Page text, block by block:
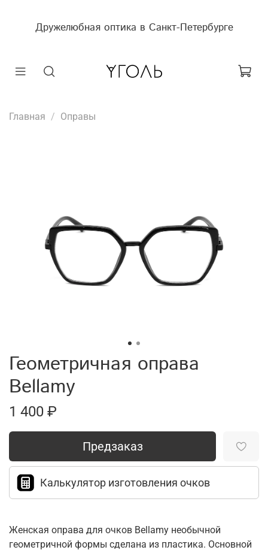
Дружелюбная оптика в Санкт-Петербурге
Главная Оправы
Геометричная оправа
Bellamy
1 400 ₽
Предзаказ
Калькулятор изготовления очков
Женская оправа для очков Bellamy необычной
геометричной формы сделана из пластика. Основной